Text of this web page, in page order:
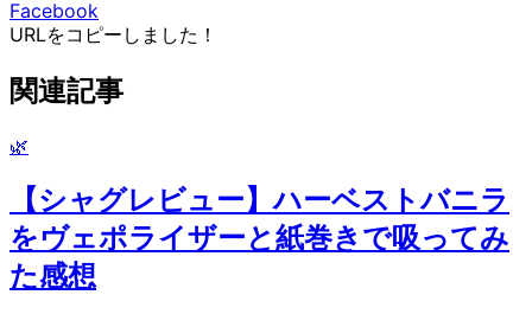
Facebook
URLをコピーしました！
関連記事
🌿
【シャグレビュー】ハーベストバニラ
をヴェポライザーと紙巻きで吸ってみ
た感想